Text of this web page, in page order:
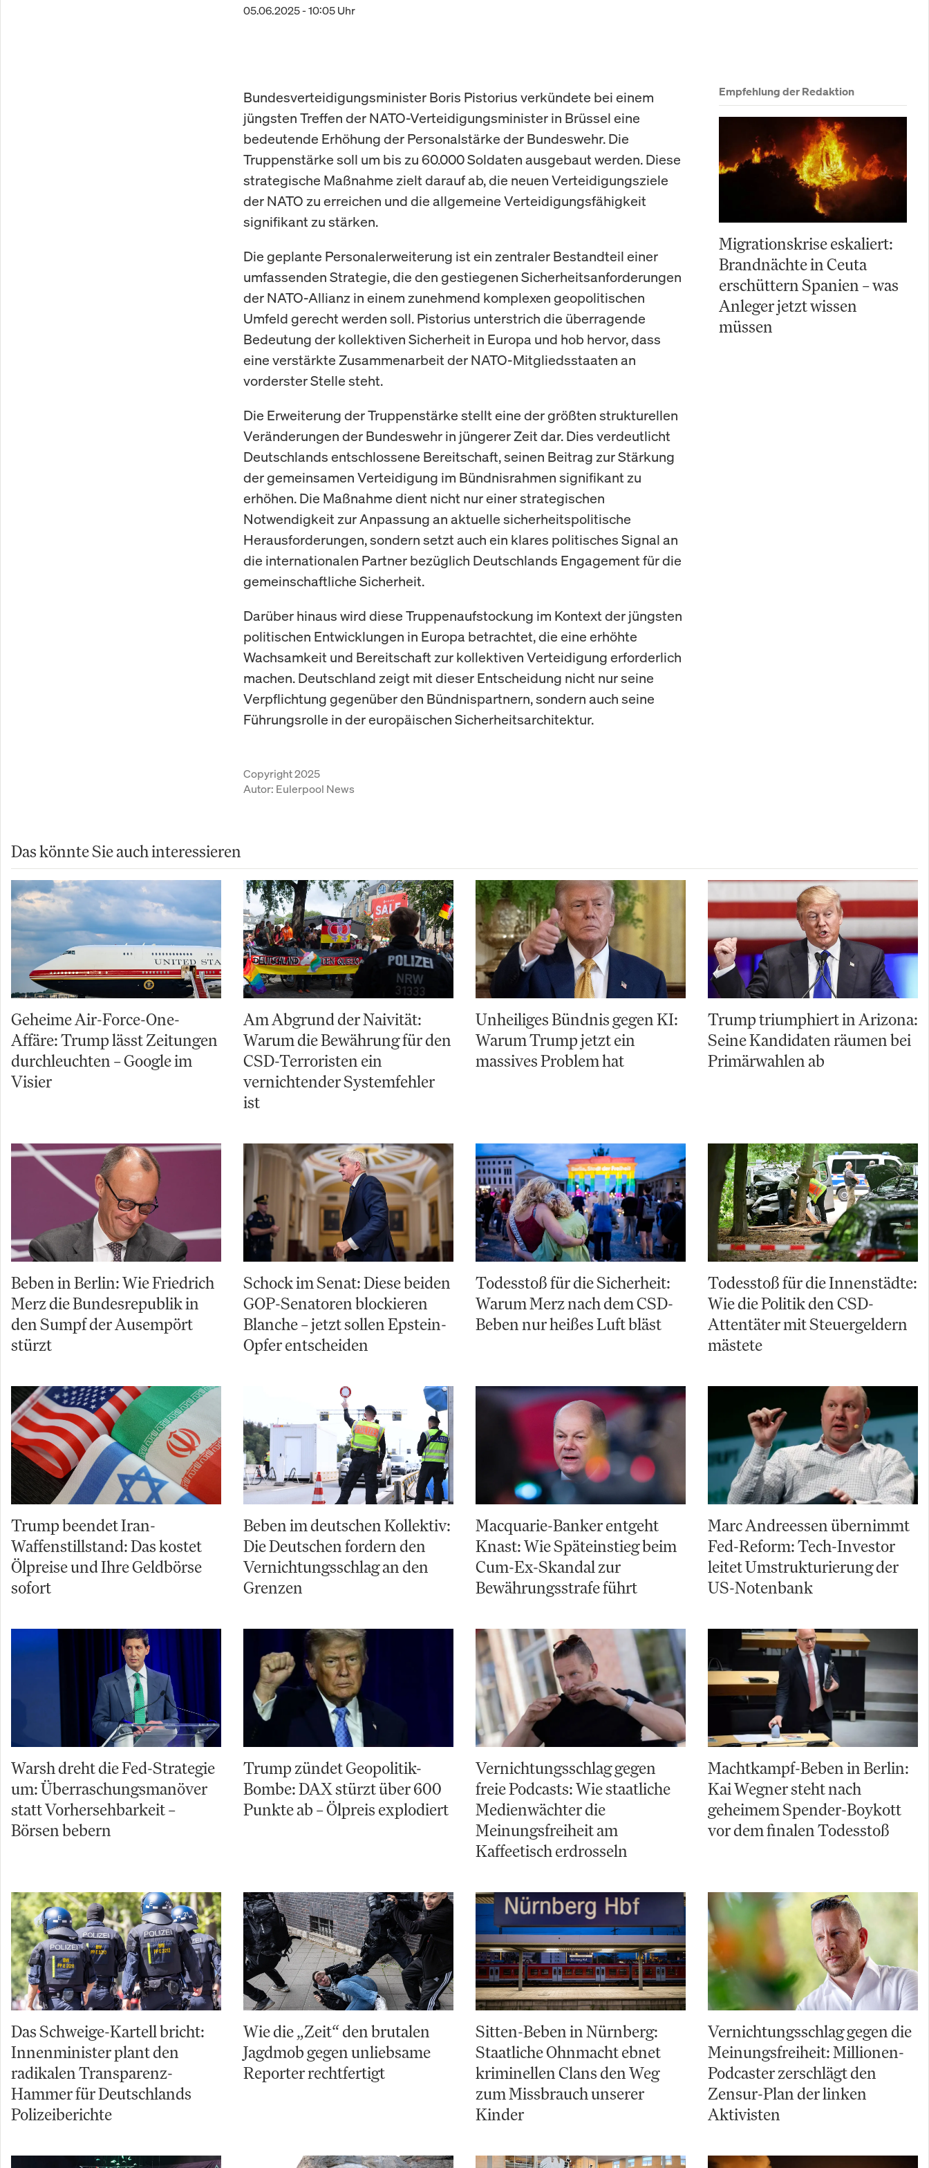
05.06.2025 - 10:05 Uhr
Bundesverteidigungsminister Boris Pistorius verkündete bei einem
jüngsten Treffen der NATO-Verteidigungsminister in Brüssel eine
bedeutende Erhöhung der Personalstärke der Bundeswehr. Die
Truppenstärke soll um bis zu 60.000 Soldaten ausgebaut werden. Diese
strategische Maßnahme zielt darauf ab, die neuen Verteidigungsziele
der NATO zu erreichen und die allgemeine Verteidigungsfähigkeit
signifikant zu stärken.
Die geplante Personalerweiterung ist ein zentraler Bestandteil einer
umfassenden Strategie, die den gestiegenen Sicherheitsanforderungen
der NATO-Allianz in einem zunehmend komplexen geopolitischen
Umfeld gerecht werden soll. Pistorius unterstrich die überragende
Bedeutung der kollektiven Sicherheit in Europa und hob hervor, dass
eine verstärkte Zusammenarbeit der NATO-Mitgliedsstaaten an
vorderster Stelle steht.
Die Erweiterung der Truppenstärke stellt eine der größten strukturellen
Veränderungen der Bundeswehr in jüngerer Zeit dar. Dies verdeutlicht
Deutschlands entschlossene Bereitschaft, seinen Beitrag zur Stärkung
der gemeinsamen Verteidigung im Bündnisrahmen signifikant zu
erhöhen. Die Maßnahme dient nicht nur einer strategischen
Notwendigkeit zur Anpassung an aktuelle sicherheitspolitische
Herausforderungen, sondern setzt auch ein klares politisches Signal an
die internationalen Partner bezüglich Deutschlands Engagement für die
gemeinschaftliche Sicherheit.
Darüber hinaus wird diese Truppenaufstockung im Kontext der jüngsten
politischen Entwicklungen in Europa betrachtet, die eine erhöhte
Wachsamkeit und Bereitschaft zur kollektiven Verteidigung erforderlich
machen. Deutschland zeigt mit dieser Entscheidung nicht nur seine
Verpflichtung gegenüber den Bündnispartnern, sondern auch seine
Führungsrolle in der europäischen Sicherheitsarchitektur.
Copyright 2025
Autor: Eulerpool News
Empfehlung der Redaktion
Migrationskrise eskaliert:
Brandnächte in Ceuta
erschüttern Spanien – was
Anleger jetzt wissen
müssen
Das könnte Sie auch interessieren
Geheime Air-Force-One-
Affäre: Trump lässt Zeitungen
durchleuchten – Google im
Visier
Am Abgrund der Naivität:
Warum die Bewährung für den
CSD-Terroristen ein
vernichtender Systemfehler
ist
Unheiliges Bündnis gegen KI:
Warum Trump jetzt ein
massives Problem hat
Trump triumphiert in Arizona:
Seine Kandidaten räumen bei
Primärwahlen ab
Beben in Berlin: Wie Friedrich
Merz die Bundesrepublik in
den Sumpf der Ausempört
stürzt
Schock im Senat: Diese beiden
GOP-Senatoren blockieren
Blanche – jetzt sollen Epstein-
Opfer entscheiden
Todesstoß für die Sicherheit:
Warum Merz nach dem CSD-
Beben nur heißes Luft bläst
Todesstoß für die Innenstädte:
Wie die Politik den CSD-
Attentäter mit Steuergeldern
mästete
Trump beendet Iran-
Waffenstillstand: Das kostet
Ölpreise und Ihre Geldbörse
sofort
Beben im deutschen Kollektiv:
Die Deutschen fordern den
Vernichtungsschlag an den
Grenzen
Macquarie-Banker entgeht
Knast: Wie Späteinstieg beim
Cum-Ex-Skandal zur
Bewährungsstrafe führt
Marc Andreessen übernimmt
Fed-Reform: Tech-Investor
leitet Umstrukturierung der
US-Notenbank
Warsh dreht die Fed-Strategie
um: Überraschungsmanöver
statt Vorhersehbarkeit –
Börsen bebern
Trump zündet Geopolitik-
Bombe: DAX stürzt über 600
Punkte ab – Ölpreis explodiert
Vernichtungsschlag gegen
freie Podcasts: Wie staatliche
Medienwächter die
Meinungsfreiheit am
Kaffeetisch erdrosseln
Machtkampf-Beben in Berlin:
Kai Wegner steht nach
geheimem Spender-Boykott
vor dem finalen Todesstoß
Das Schweige-Kartell bricht:
Innenminister plant den
radikalen Transparenz-
Hammer für Deutschlands
Polizeiberichte
Wie die „Zeit“ den brutalen
Jagdmob gegen unliebsame
Reporter rechtfertigt
Sitten-Beben in Nürnberg:
Staatliche Ohnmacht ebnet
kriminellen Clans den Weg
zum Missbrauch unserer
Kinder
Vernichtungsschlag gegen die
Meinungsfreiheit: Millionen-
Podcaster zerschlägt den
Zensur-Plan der linken
Aktivisten